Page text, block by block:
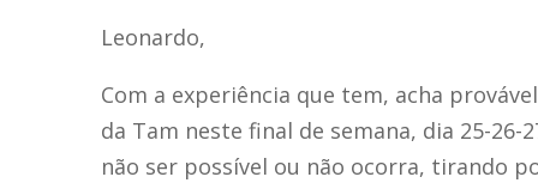
Leonardo,
Com a experiência que tem, acha
da Tam neste final de semana, dia 25-
não ser possível ou não ocorra, tirando